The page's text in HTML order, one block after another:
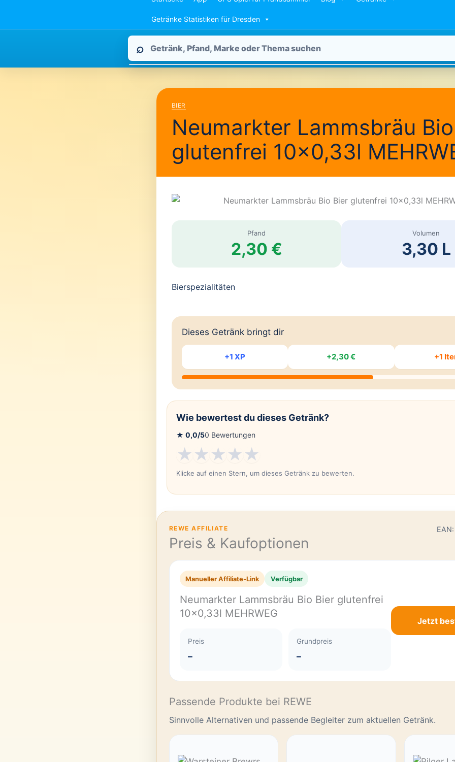
Getränke Statistiken für Dresden
Pfandpirat
durchsuchen
⌕
BIER
Neumarkter Lammsbräu
glutenfrei 10×0,33l
Pfand
2,30 €
Volumen
3,30 L
Bierspezialitäten
Dieses Getränk bringt dir
+1 XP +2,30 € +1
Wie bewertest du dieses Getränk?
★ 0,0/50 Bewertungen
★★★★★
Klicke auf einen Stern, um dieses Getränk zu bewerten.
REWE AFFILIATE
Preis & Kaufoptionen
Manueller Affiliate-Link Verfügbar
Neumarkter Lammsbräu Bio Bier glutenfrei
10×0,33l MEHRWEG
Preis
–
Grundpreis
–
Jetzt
Passende Produkte bei REWE
Sinnvolle Alternativen und passende Begleiter zum aktuellen Getränk.